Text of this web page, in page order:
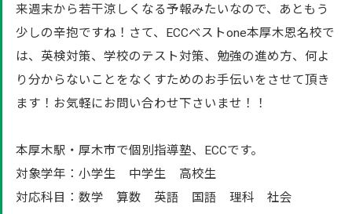
来週末から若干涼しくなる予報みたいなので、あともう
少しの辛抱ですね！さて、ECCベストone本厚木恩名校で
は、英検対策、学校のテスト対策、勉強の進め方、何よ
り分からないことをなくすためのお手伝いをさせて頂き
ます！お気軽にお問い合わせ下さいませ！！
本厚木駅・厚木市で個別指導塾、ECCです。
対象学年：小学生 中学生 高校生
対応科目：数学 算数 英語 国語 理科 社会